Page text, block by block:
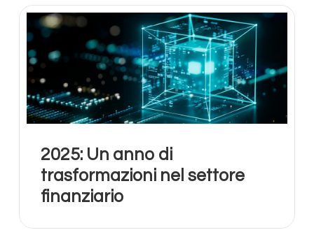
2025: Un anno di
trasformazioni nel settore
finanziario